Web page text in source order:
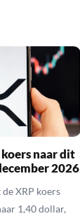
naar dit
2026
XRP koers
1,40 dollar,